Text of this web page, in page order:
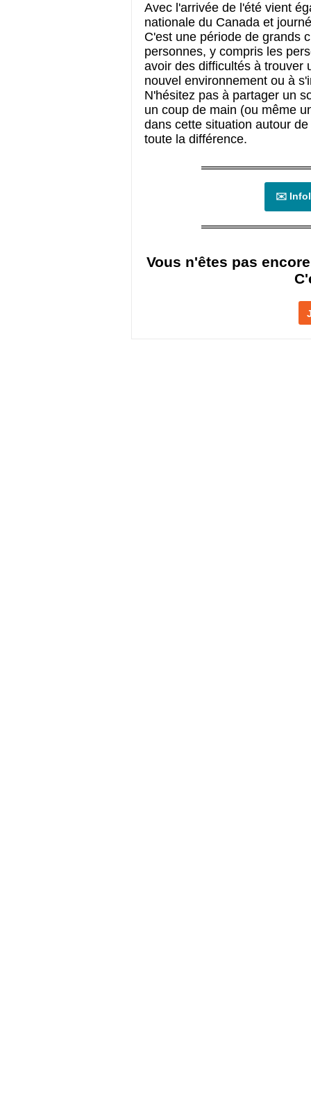
Avec l'arrivée de l'été vient
nationale du Canada et
C'est une période de grands
personnes, y compris les
avoir des difficultés à trouver
nouvel environnement ou à
N'hésitez pas à partager un
un coup de main (ou même
dans cette situation autour
toute la différence.
✉️
Vous n'êtes pas